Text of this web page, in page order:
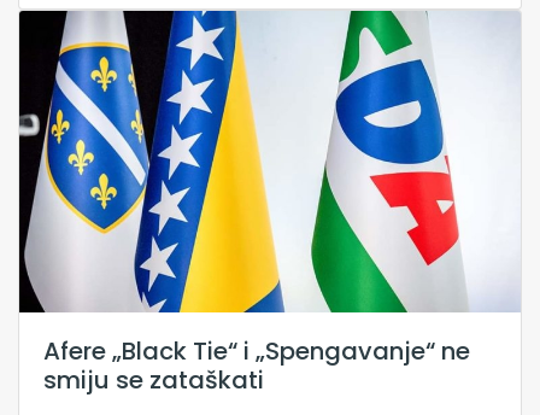
Afere „Black Tie“ i „Spengavanje“ ne
smiju se zataškati